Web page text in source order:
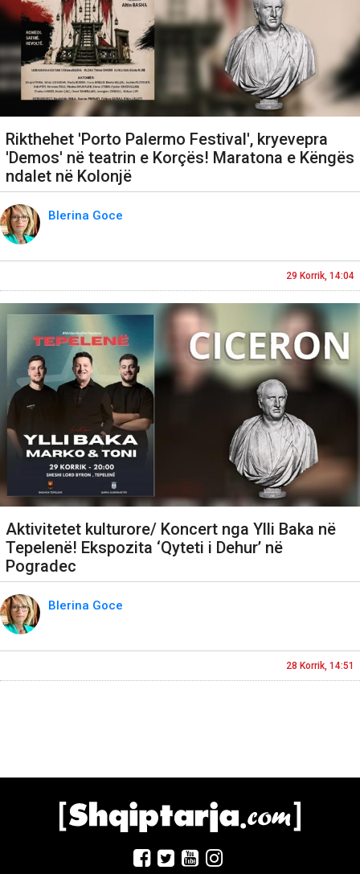
Rikthehet 'Porto Palermo Festival', kryevepra
'Demos' në teatrin e Korçës! Maratona e Këngës
ndalet në Kolonjë
Blerina Goce
29 Korrik, 14:04
Aktivitetet kulturore/ Koncert nga Ylli Baka në
Tepelenë! Ekspozita ‘Qyteti i Dehur’ në
Pogradec
Blerina Goce
28 Korrik, 14:51